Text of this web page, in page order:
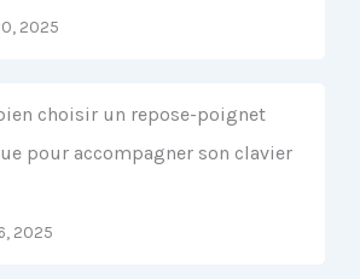
2025
choisir un repose-poignet
pour accompagner son clavier
2025